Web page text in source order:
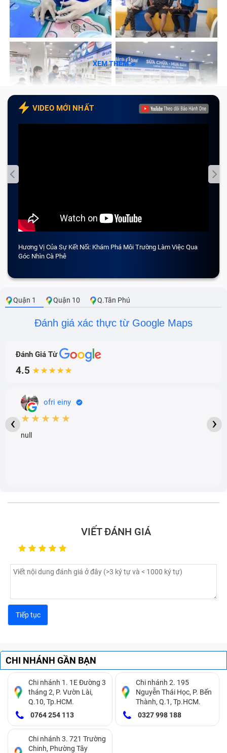
XEM THÊM
VIDEO MỚI NHẤT
Hương Vị Của Sự Kết Nối: Khám Phá Môi Trường Làm Việc Qua
Góc Nhìn Cà Phê
Quận 1 Quận 10 Q.Tân Phú
Đánh giá xác thực từ Google Maps
Đánh Giá Từ
4.5 ★★★★★
ofri einy
★★★★★
null
‹ ›
VIẾT ĐÁNH GIÁ
CHI NHÁNH GẦN BẠN
Chi nhánh 1. 1E Đường 3
tháng 2, P. Vườn Lài,
Q.10, Tp.HCM.
0764 254 113
Chi nhánh 2. 195
Nguyễn Thái Học, P. Bến
Thành, Q.1, Tp.HCM.
0327 998 188
Chi nhánh 3. 721 Trường
Chinh, Phường Tây